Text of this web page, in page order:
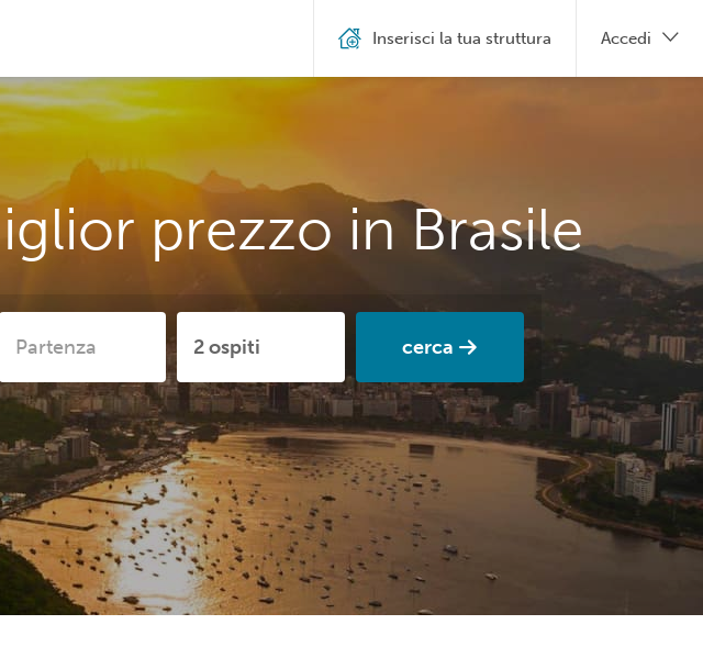
prezzo in Brasile
cerca
Inserisci la tua struttura Accedi